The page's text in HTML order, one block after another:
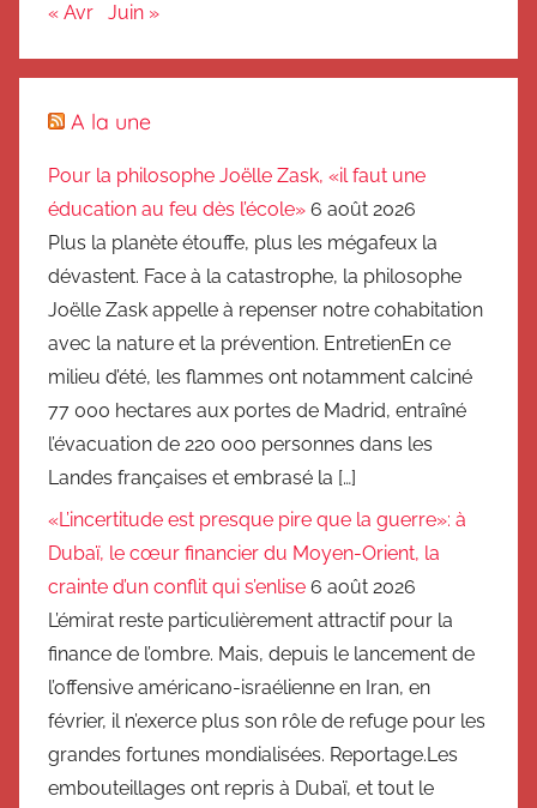
« Avr Juin »
A la une
Pour la philosophe Joëlle Zask, «il faut une
éducation au feu dès l’école» 6 août 2026
Plus la planète étouffe, plus les mégafeux la
dévastent. Face à la catastrophe, la philosophe
Joëlle Zask appelle à repenser notre cohabitation
avec la nature et la prévention. EntretienEn ce
milieu d’été, les flammes ont notamment calciné
77 000 hectares aux portes de Madrid, entraîné
l’évacuation de 220 000 personnes dans les
Landes françaises et embrasé la […]
«L’incertitude est presque pire que la guerre»: à
Dubaï, le cœur financier du Moyen-Orient, la
crainte d’un conflit qui s’enlise 6 août 2026
L’émirat reste particulièrement attractif pour la
finance de l’ombre. Mais, depuis le lancement de
l’offensive américano-israélienne en Iran, en
février, il n’exerce plus son rôle de refuge pour les
grandes fortunes mondialisées. Reportage.Les
embouteillages ont repris à Dubaï, et tout le